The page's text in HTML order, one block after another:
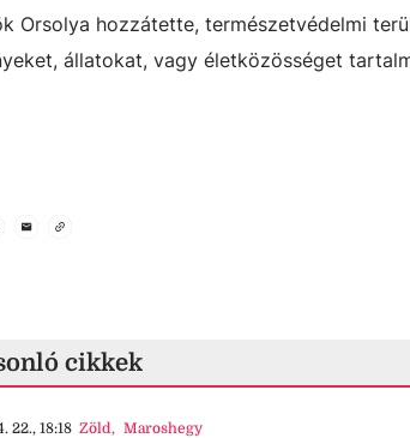
Orsolya hozzátette, természetvédelmi
állatokat, vagy életközösséget
cikkek
22., 18:18 Zöld, Maroshegy